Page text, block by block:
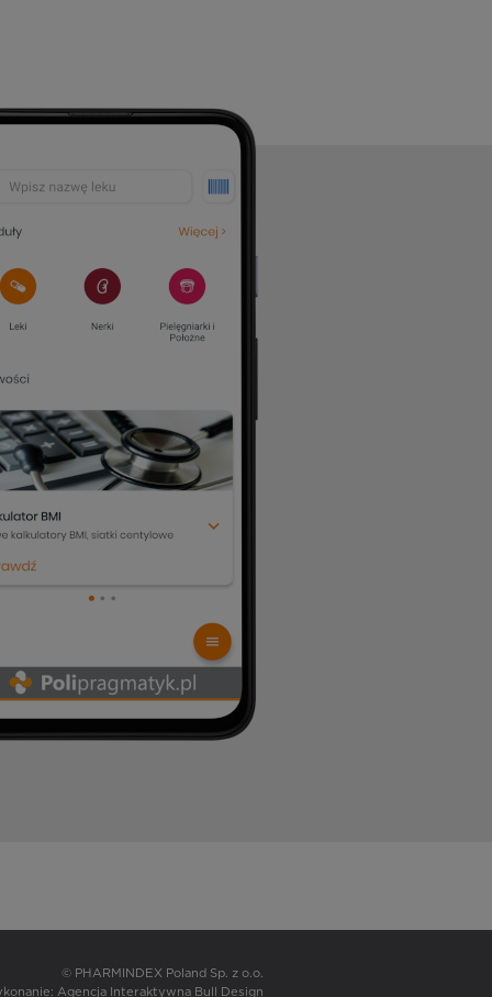
© PHARMINDEX Poland Sp. z o.o.
Agencja Interaktywna Bull Design